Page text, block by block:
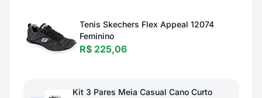
Tenis Skechers Flex Appeal 12074
Feminino
R$ 225,06
Kit 3 Pares Meia Casual Cano Curto